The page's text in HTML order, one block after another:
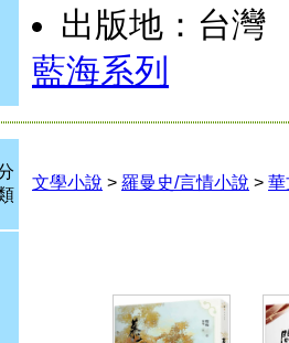
出版地：台灣
藍海系列
文學小說 > 羅曼史/言情小說 > 華